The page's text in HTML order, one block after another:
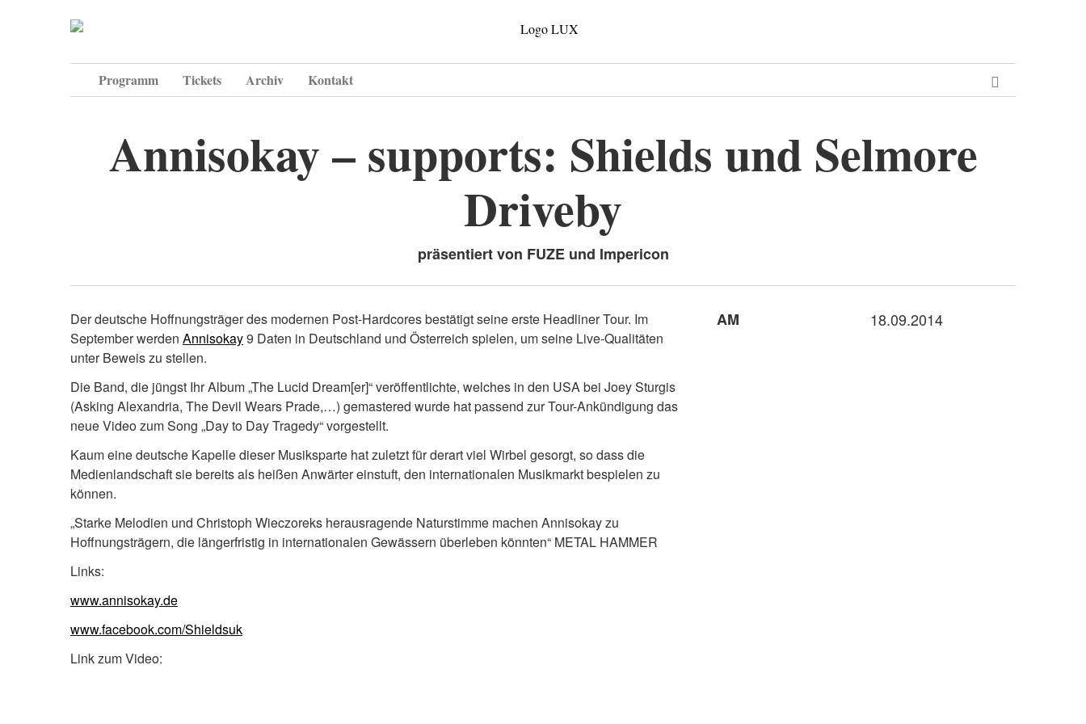
Programm Tickets Archiv Kontakt
Annisokay – supports: Shields und Selmore
Driveby
präsentiert von FUZE und Impericon
Der deutsche Hoffnungsträger des modernen Post-Hardcores bestätigt seine erste Headliner Tour. Im
September werden Annisokay9 Daten in Deutschland und Österreich spielen, um seine Live-Qualitäten
unter Beweis zu stellen.
Die Band, die jüngst Ihr Album „The Lucid Dream[er]“ veröffentlichte, welches in den USA bei Joey Sturgis
(Asking Alexandria, The Devil Wears Prade,…) gemastered wurde hat passend zur Tour-Ankündigung das
neue Video zum Song „Day to Day Tragedy“ vorgestellt.
Kaum eine deutsche Kapelle dieser Musiksparte hat zuletzt für derart viel Wirbel gesorgt, so dass die
Medienlandschaft sie bereits als heißen Anwärter einstuft, den internationalen Musikmarkt bespielen zu
können.
„Starke Melodien und Christoph Wieczoreks herausragende Naturstimme machen Annisokay zu
Hoffnungsträgern, die längerfristig in internationalen Gewässern überleben könnten“ METAL HAMMER
Links:
www.annisokay.de
www.facebook.com/Shieldsuk
Link zum Video:
AM 18.09.2014